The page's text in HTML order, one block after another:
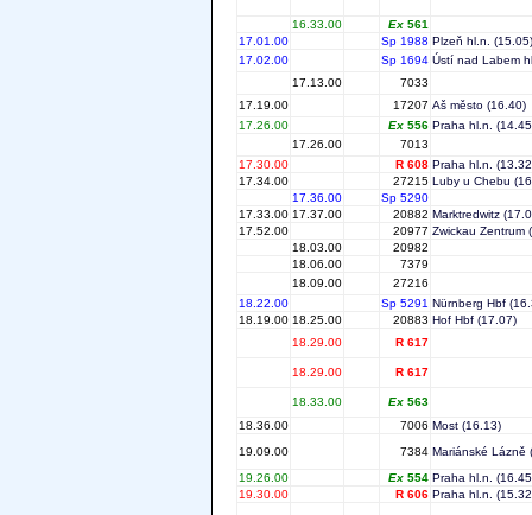
16.33.00 Ex 561
17.01.00
Sp 1988 Plzeň hl.n. (15.05)
17.02.00
Sp 1694 Ústí nad Labem
17.13.00
7033
17.19.00
17207 Aš město (16.40)
17.26.00
Ex 556 Praha hl.n.
17.26.00
7013
17.30.00
R 608 Praha hl.n.
17.34.00
27215 Luby u Chebu
17.36.00
Sp 5290
17.33.00 17.37.00 20882 Marktredwitz
17.52.00
20977 Zwickau Zentrum
18.03.00
20982
18.06.00
7379
18.09.00
27216
18.22.00
Sp 5291 Nürnberg Hbf
18.19.00 18.25.00 20883 Hof Hbf (17.07)
18.29.00
R 617
18.29.00 R 617
18.33.00 Ex 563
18.36.00
7006 Most (16.13)
19.09.00
7384 Mariánské Lázně
19.26.00
Ex 554 Praha hl.n.
19.30.00
R 606 Praha hl.n.